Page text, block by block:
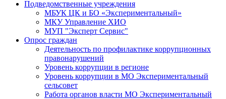
Подведомственные учреждения
МБУК ЦК и БО «Экспериментальный»
МКУ Управление ХИО
МУП "Эксперт Сервис"
Опрос граждан
Деятельность по профилактике коррупционных
правонарушений
Уровень коррупции в регионе
Уровень коррупции в МО Экспериментальный
сельсовет
Работа органов власти МО Экспериментальный